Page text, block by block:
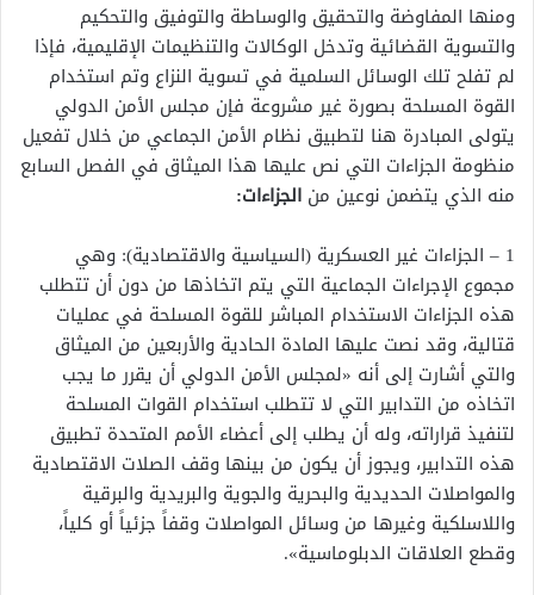
ومنها المفاوضة والتحقيق والوساطة والتوفيق والتحكيم
والتسوية القضائية وتدخل الوكالات والتنظيمات الإقليمية، فإذا
لم تفلح تلك الوسائل السلمية في تسوية النزاع وتم استخدام
القوة المسلحة بصورة غير مشروعة فإن مجلس الأمن الدولي
يتولى المبادرة هنا لتطبيق نظام الأمن الجماعي من خلال تفعيل
منظومة الجزاءات التي نص عليها هذا الميثاق في الفصل السابع
منه الذي يتضمن نوعين من الجزاءات:
1 – الجزاءات غير العسكرية (السياسية والاقتصادية):
وهي
مجموع الإجراءات الجماعية التي يتم اتخاذها من دون أن تتطلب
هذه الجزاءات الاستخدام المباشر للقوة المسلحة في عمليات
قتالية، وقد نصت عليها المادة الحادية والأربعين من الميثاق
والتي أشارت إلى أنه «لمجلس الأمن الدولي أن يقرر ما يجب
اتخاذه من التدابير التي لا تتطلب استخدام القوات المسلحة
لتنفيذ قراراته، وله أن يطلب إلى أعضاء الأمم المتحدة تطبيق
هذه التدابير، ويجوز أن يكون من بينها وقف الصلات الاقتصادية
والمواصلات الحديدية والبحرية والجوية والبريدية والبرقية
واللاسلكية وغيرها من وسائل المواصلات وقفاً جزئياً أو كلياً،
وقطع العلاقات الدبلوماسية».